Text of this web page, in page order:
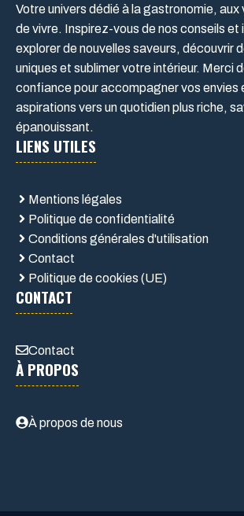
Votre univers dédié à la gastronomie, aux
de vivre. Inspirez-vous de nos conseils et
explorer de nouvelles saveurs, découvrir
uniques et sublimer votre intérieur. Merci
confiance pour accompagner vos envies
aspirations vers un quotidien plus riche,
épanouissant.
LIENS UTILES
Mentions légales
Politique de confidentialité
Conditions générales d'utilisation
Contact
Politique de cookies (UE)
CONTACT
Contact
À PROPOS
À propos de nous